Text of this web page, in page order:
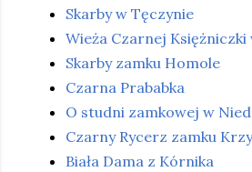
Skarby w Tęczynie
Wieża Czarnej Księżniczki
Skarby zamku Homole
Czarna Prababka
O studni zamkowej w
Czarny Rycerz zamku
Biała Dama z Kórnika